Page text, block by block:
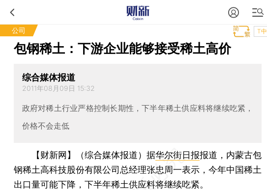
公司 T中
包钢稀土：下游企业能够接受稀土高价
综合媒体报道
2011年08月09日 15:32
政府对稀土行业严格控制长期性，下半年稀土供应料将继续吃紧，
价格不会走低
【财新网】（综合媒体报道） 据华尔街日报报道，内蒙古包
钢稀土高科技股份有限公司总经理张忠周一表示，今年中国稀土
出口量可能下降，下半年稀土供应料将继续吃紧。